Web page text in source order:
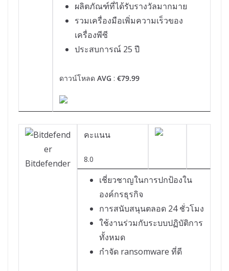
ผลิตภัณฑ์ที่ได้รับรางวัลมากมาย
รวมเครื่องมือเพิ่มความเร็วของ
เครื่องพีซี
ประสบการณ์ 25 ปี
ดาวน์โหลด AVG : €79.99
Bitdefender
คะแนน
8.0
เชี่ยวชาญในการปกป้องใน
องค์กรธุรกิจ
การสนับสนุนตลอด 24 ชั่วโมง
ใช้งานร่วมกับระบบปฏิบัติการ
ทั้งหมด
กำจัด ransomware ที่ดี